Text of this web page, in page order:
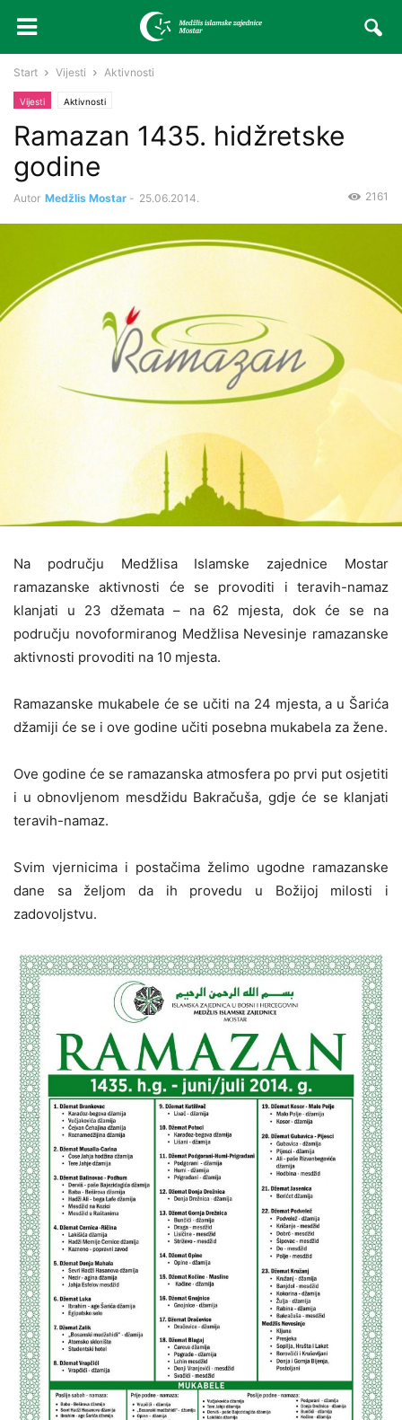
Start Vijesti Aktivnosti
Vijesti Aktivnosti
Ramazan 1435. hidžretske
godine
Autor Medžlis Mostar - 25.06.2014. 2161
Na području Medžlisa Islamske zajednice Mostar
ramazanske aktivnosti će se provoditi i teravih-namaz
klanjati u 23 džemata – na 62 mjesta, dok će se na
području novoformiranog Medžlisa Nevesinje ramazanske
aktivnosti provoditi na 10 mjesta.
Ramazanske mukabele će se učiti na 24 mjesta, a u Šarića
džamiji će se i ove godine učiti posebna mukabela za žene.
Ove godine će se ramazanska atmosfera po prvi put osjetiti
i u obnovljenom mesdžidu Bakračuša, gdje će se klanjati
teravih-namaz.
Svim vjernicima i postačima želimo ugodne ramazanske
dane sa željom da ih provedu u Božijoj milosti i
zadovoljstvu.